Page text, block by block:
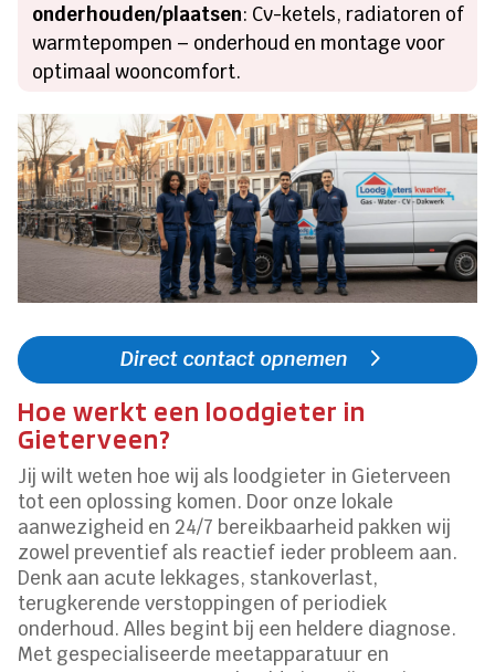
onderhouden/plaatsen: Cv-ketels, radiatoren of
warmtepompen – onderhoud en montage voor
optimaal wooncomfort.
Direct contact opnemen
Hoe werkt een loodgieter in
Gieterveen?
Jij wilt weten hoe wij als loodgieter in Gieterveen
tot een oplossing komen. Door onze lokale
aanwezigheid en 24/7 bereikbaarheid pakken wij
zowel preventief als reactief ieder probleem aan.
Denk aan acute lekkages, stankoverlast,
terugkerende verstoppingen of periodiek
onderhoud. Alles begint bij een heldere diagnose.
Met gespecialiseerde meetapparatuur en